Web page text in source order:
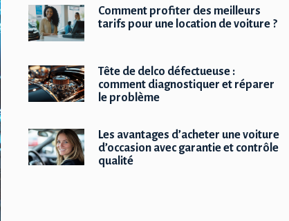
Comment profiter des meilleurs
tarifs pour une location de voiture ?
Tête de delco défectueuse :
comment diagnostiquer et réparer
le problème
Les avantages d’acheter une voiture
d’occasion avec garantie et contrôle
qualité